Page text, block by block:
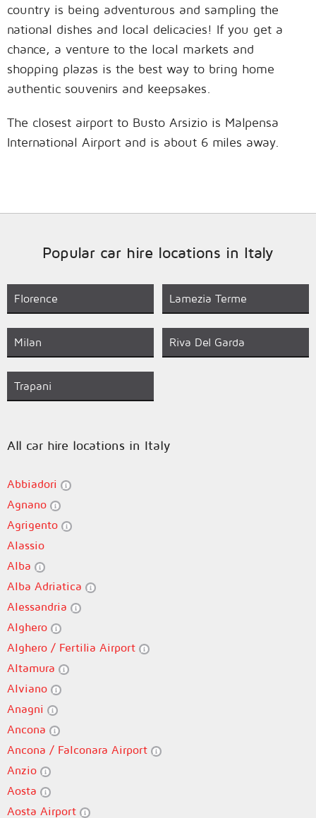
country is being adventurous and sampling the
national dishes and local delicacies! If you get a
chance, a venture to the local markets and
shopping plazas is the best way to bring home
authentic souvenirs and keepsakes.
The closest airport to Busto Arsizio is Malpensa
International Airport and is about 6 miles away.
Popular car hire locations in Italy
Florence Lamezia Terme
Milan Riva Del Garda
Trapani
All car hire locations in Italy
Abbiadori
Agnano
Agrigento
Alassio
Alba
Alba Adriatica
Alessandria
Alghero
Alghero / Fertilia Airport
Altamura
Alviano
Anagni
Ancona
Ancona / Falconara Airport
Anzio
Aosta
Aosta Airport